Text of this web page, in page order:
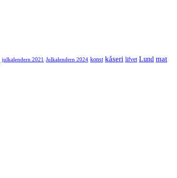
julkalendern 2021 Julkalendern 2024 konst kåseri lifvet Lund mat